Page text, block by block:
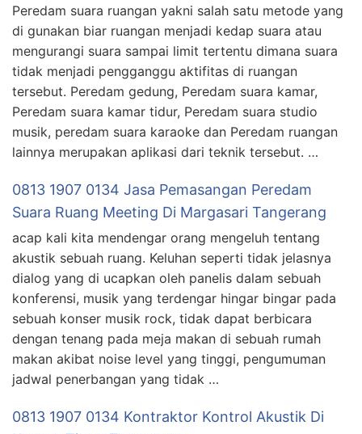
Peredam suara ruangan yakni salah satu metode yang
di gunakan biar ruangan menjadi kedap suara atau
mengurangi suara sampai limit tertentu dimana suara
tidak menjadi pengganggu aktifitas di ruangan
tersebut. Peredam gedung, Peredam suara kamar,
Peredam suara kamar tidur, Peredam suara studio
musik, peredam suara karaoke dan Peredam ruangan
lainnya merupakan aplikasi dari teknik tersebut. …
0813 1907 0134 Jasa Pemasangan Peredam
Suara Ruang Meeting Di Margasari Tangerang
acap kali kita mendengar orang mengeluh tentang
akustik sebuah ruang. Keluhan seperti tidak jelasnya
dialog yang di ucapkan oleh panelis dalam sebuah
konferensi, musik yang terdengar hingar bingar pada
sebuah konser musik rock, tidak dapat berbicara
dengan tenang pada meja makan di sebuah rumah
makan akibat noise level yang tinggi, pengumuman
jadwal penerbangan yang tidak …
0813 1907 0134 Kontraktor Kontrol Akustik Di